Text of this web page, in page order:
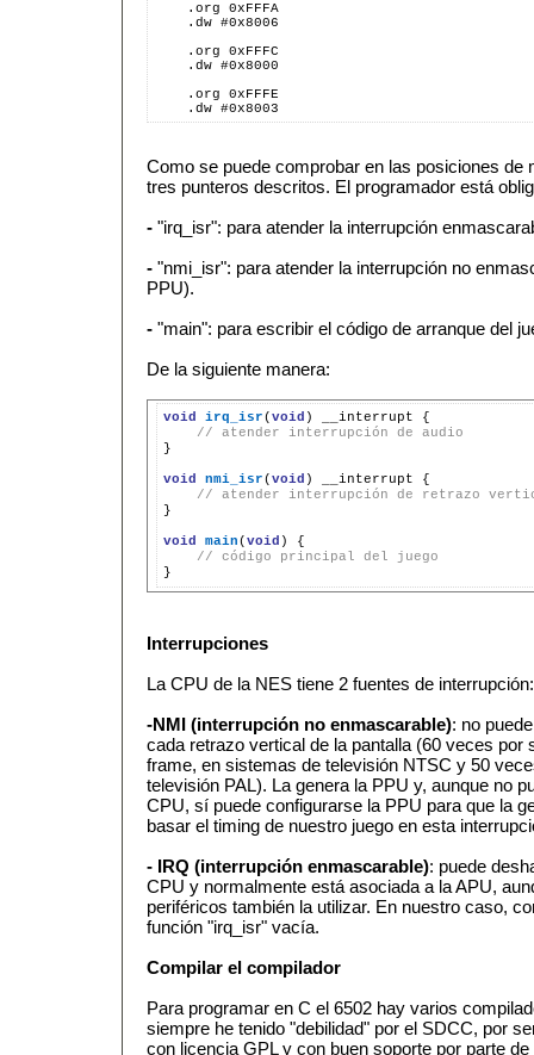
    .org 0xFFFA
    .dw #0x8006
    .org 0xFFFC
    .dw #0x8000
    .org 0xFFFE
    .dw #0x8003
Como se puede comprobar en las posiciones de
tres punteros descritos. El programador está
- "irq_isr": para atender la interrupción
- "nmi_isr": para atender la interrupción no
PPU).
- "main": para escribir el código de arranque del
De la siguiente manera:
void irq_isr( void ) __interrupt
// atender interrupción de audio
}
void nmi_isr( void ) __interrupt
// atender interrupción de retrazo
}
void main( void )
// código principal del juego
Interrupciones
La CPU de la NES tiene 2 fuentes de interrupción:
-NMI (interrupción no enmascarable): no
cada retrazo vertical de la pantalla (60 veces por
frame, en sistemas de televisión NTSC y 50
televisión PAL). La genera la PPU y, aunque no
CPU, sí puede configurarse la PPU para que la
basar el timing de nuestro juego en esta
- IRQ (interrupción enmascarable): puede
CPU y normalmente está asociada a la APU,
periféricos también la utilizar. En nuestro caso,
función "irq_isr" vacía.
Compilar el compilador
Para programar en C el 6502 hay varios
siempre he tenido "debilidad" por el SDCC, por
con licencia GPL y con buen soporte por parte